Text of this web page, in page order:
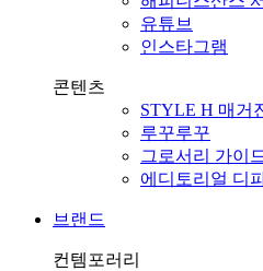
유튜브
인스타그램
콘텐츠
STYLE H 매거
루꾸루꾸
그로서리 가이
에디토리얼 디
브랜드
컨템포러리